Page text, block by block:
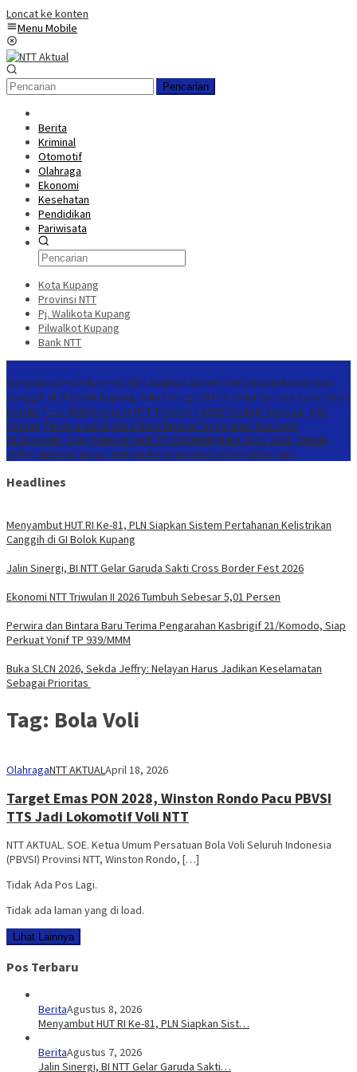
Loncat ke konten
Menu Mobile
Pencarian
Berita
Kriminal
Otomotif
Olahraga
Ekonomi
Kesehatan
Pendidikan
Pariwisata
Kota Kupang
Provinsi NTT
Pj. Walikota Kupang
Pilwalkot Kupang
Bank NTT
Menyambut HUT RI Ke-81, PLN Siapkan Sistem Pertahanan Kelistrikan
Canggih di GI Bolok Kupang Jalin Sinergi, BI NTT Gelar Garuda Sakti Cross
Border Fest 2026 Ekonomi NTT Triwulan II 2026 Tumbuh Sebesar 5,01
Persen Perwira dan Bintara Baru Terima Pengarahan Kasbrigif
21/Komodo, Siap Perkuat Yonif TP 939/MMM Buka SLCN 2026, Sekda
Jeffry: Nelayan Harus Jadikan Keselamatan Sebagai Prioritas
Headlines
Menyambut HUT RI Ke-81, PLN Siapkan Sistem Pertahanan Kelistrikan
Canggih di GI Bolok Kupang
Jalin Sinergi, BI NTT Gelar Garuda Sakti Cross Border Fest 2026
Ekonomi NTT Triwulan II 2026 Tumbuh Sebesar 5,01 Persen
Perwira dan Bintara Baru Terima Pengarahan Kasbrigif 21/Komodo, Siap
Perkuat Yonif TP 939/MMM
Buka SLCN 2026, Sekda Jeffry: Nelayan Harus Jadikan Keselamatan
Sebagai Prioritas
Tag: Bola Voli
OlahragaNTT AKTUALApril 18, 2026
Target Emas PON 2028, Winston Rondo Pacu PBVSI
TTS Jadi Lokomotif Voli NTT
NTT AKTUAL. SOE. Ketua Umum Persatuan Bola Voli Seluruh Indonesia
(PBVSI) Provinsi NTT, Winston Rondo, […]
Tidak Ada Pos Lagi.
Tidak ada laman yang di load.
Lihat Lainnya
Pos Terbaru
BeritaAgustus 8, 2026
Menyambut HUT RI Ke-81, PLN Siapkan Sist…
BeritaAgustus 7, 2026
Jalin Sinergi, BI NTT Gelar Garuda Sakti…